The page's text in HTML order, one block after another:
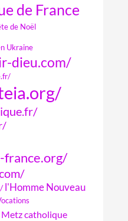
de France
de Noël
Ukraine
dieu.com/
france.org/
l'Homme Nouveau
Metz catholique